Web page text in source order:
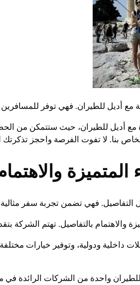
للطيران. فهي توفر للمسافرين
أديل للطيران، حيث ستتمكن من
بنا. لا تفوت الفرصة واحجز تذكرتك
التفاصيل. فهي تضمن تجربة سفر
والاهتمام بالتفاصيل. تهتم الشركة
داخلية ودولية، وتوفير خيارات
للطيران واحدة من الشركات الرائدة